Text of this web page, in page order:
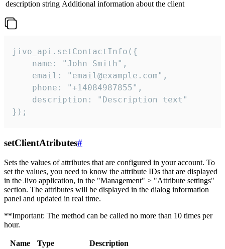
description string Additional information about the client
jivo_api.setContactInfo({
    name: "John Smith",
    email: "email@example.com",
    phone: "+14084987855",
    description: "Description text"
});
setClientAtributes#
Sets the values ​​of attributes that are configured in your account. To
set the values, you need to know the attribute IDs that are displayed
in the Jivo application, in the "Management" > "Attribute settings"
section. The attributes will be displayed in the dialog information
panel and updated in real time.
**Important: The method can be called no more than 10 times per
hour.
Name Type
Description